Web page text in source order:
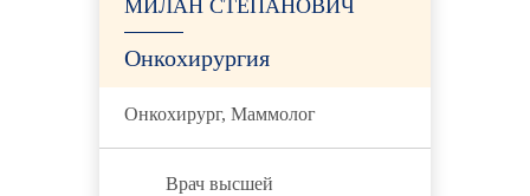
МИЛАН СТЕПАНОВИЧ
Онкохирургия
Онкохирург, Маммолог
Врач высшей